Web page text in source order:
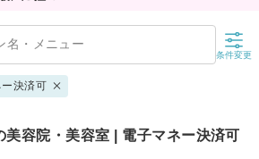
条件変更
決済可
美容院・美容室 | 電子マネー決済可